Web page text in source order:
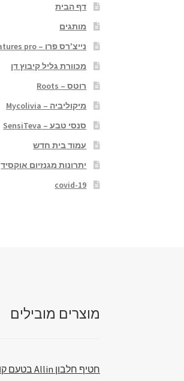
דף הבית
מותגים
נייצ'רס פרו – Natures pro
מכוורת גליל קיבוץ דן
רוטס – Roots
מיקוליביה – Mycolivia
סנסי טבע – SensiTeva
עמוד בית חדש
יתרונות מגנזיום אוקסיד
covid-19
מוצרים מובילים
חטיף חלבון Allin בטעם קוקוס